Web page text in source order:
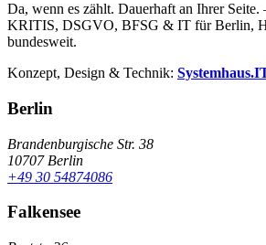
Da, wenn es zählt. Dauerhaft an Ihrer
KRITIS, DSGVO, BFSG & IT für Berlin,
bundesweit.
Konzept, Design & Technik:
Berlin
Brandenburgische Str. 38
10707 Berlin
+49 30 54874086
Falkensee